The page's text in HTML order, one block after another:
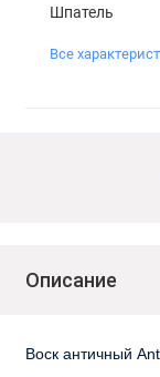
Шпатель
Все
Описание
Воск античный